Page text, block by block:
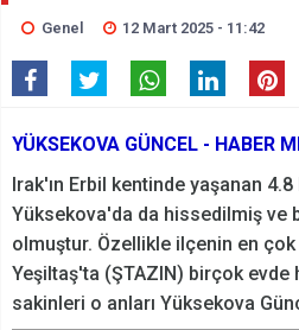
Genel 12 Mart 2025 - 11:42
YÜKSEKOVA GÜNCEL - HABER
Irak'ın Erbil kentinde yaşanan
Yüksekova'da da hissedilmiş ve
olmuştur. Özellikle ilçenin en
Yeşiltaş'ta (ŞTAZIN) birçok
sakinleri o anları Yüksekova